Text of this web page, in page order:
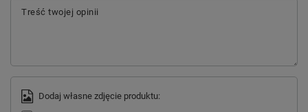
Treść twojej opinii
Dodaj własne zdjęcie produktu: